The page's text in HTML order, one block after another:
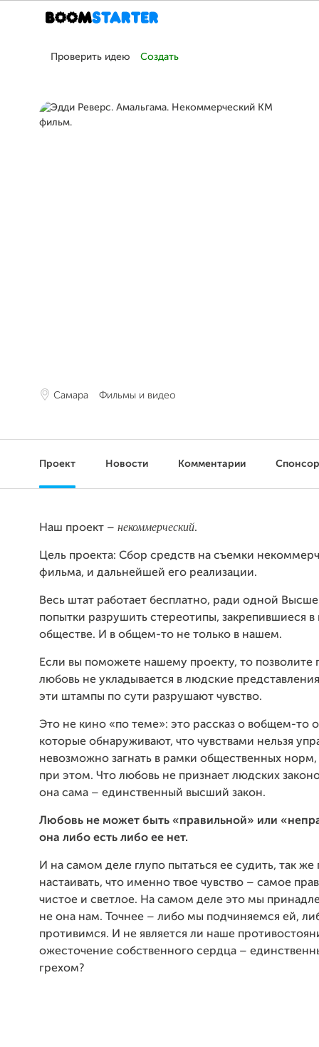
Проверить идею Создать
Самара Фильмы и видео
Проект Новости Комментарии
Наш проект – некоммерческий.
Цель проекта: Сбор средств на съемки
фильма, и дальнейшей его реализации.
Весь штат работает бесплатно, ради одной
попытки разрушить стереотипы, закрепившиеся
обществе. И в общем-то не только в нашем.
Если вы поможете нашему проекту, то позволите
любовь не укладывается в людские
эти штампы по сути разрушают чувство.
Это не кино «по теме»: это рассказ о вобщем-то
которые обнаруживают, что чувствами нельзя
невозможно загнать в рамки общественных
при этом. Что любовь не признает людских
она сама – единственный высший закон.
Любовь не может быть «правильной» или
она либо есть либо ее нет.
И на самом деле глупо пытаться ее судить, так же
настаивать, что именно твое чувство – самое
чистое и светлое. На самом деле это мы
не она нам. Точнее – либо мы подчиняемся ей,
противимся. И не является ли наше
ожесточение собственного сердца –
грехом?